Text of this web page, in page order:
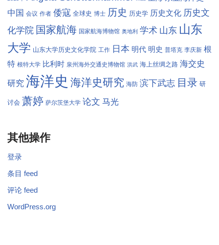
中国 会议 作者 倭寇 全球史 博士 历史 历史学 历史文化 历史文
化学院 国家航海 国家航海博物馆 奥地利 学术 山东 山东
大学 山东大学历史文化学院 工作 日本 明代 明史 普塔克 李庆新 根
特 根特大学 比利时 泉州海外交通史博物馆 洪武 海上丝绸之路 海交史
研究 海洋史 海洋史研究 海防 滨下武志 目录 研
讨会 萧婷 萨尔茨堡大学 论文 马光
其他操作
登录
条目 feed
评论 feed
WordPress.org